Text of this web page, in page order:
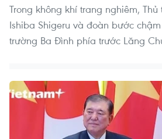
Trong không khí trang nghiêm,
Ishiba Shigeru và đoàn bước
trường Ba Đình phía trước Lăng